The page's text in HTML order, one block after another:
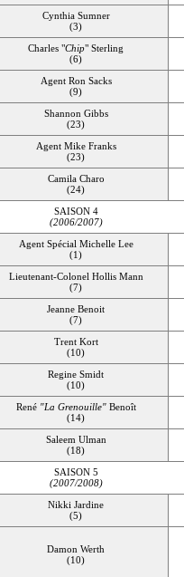
Cynthia Sumner
(3)
Charles "Chip" Sterling
(6)
Agent Ron Sacks
(9)
Shannon Gibbs
(23)
Agent Mike Franks
(23)
Camila Charo
(24)
SAISON 4
(2006/2007)
Agent Spécial Michelle Lee
(1)
Lieutenant-Colonel Hollis Mann
(7)
Jeanne Benoit
(7)
Trent Kort
(10)
Regine Smidt
(10)
René "La Grenouille"Benoît
(14)
Saleem Ulman
(18)
SAISON 5
(2007/2008)
Nikki Jardine
(5)
Damon Werth
(10)